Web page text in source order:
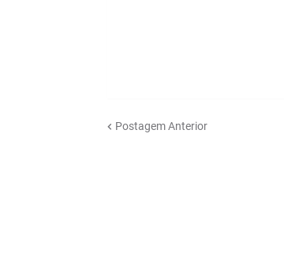
Postagem Anterior